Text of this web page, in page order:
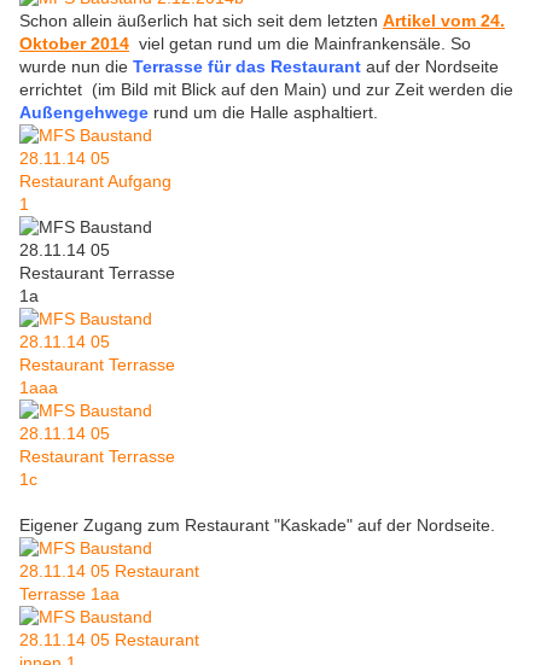
Schon allein äußerlich hat sich seit dem letzten Artikel vom 24.
Oktober 2014 viel getan rund um die Mainfrankensäle. So
wurde nun die Terrasse für das Restaurant auf der Nordseite
errichtet (im Bild mit Blick auf den Main) und zur Zeit werden die
Außengehwege rund um die Halle asphaltiert.
Eigener Zugang zum Restaurant "Kaskade" auf der Nordseite.